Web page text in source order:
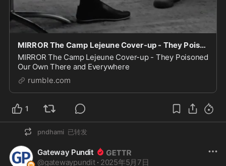
MIRROR The Camp Lejeune Cover-up - They Poisoned Our Own
MIRROR The Camp Lejeune Cover-up - They Poisoned
Our Own There and Everywhere
rumble.com
1
pndhami 已转发
Gateway Pundit
@gatewaypundit · 2025年5月7日